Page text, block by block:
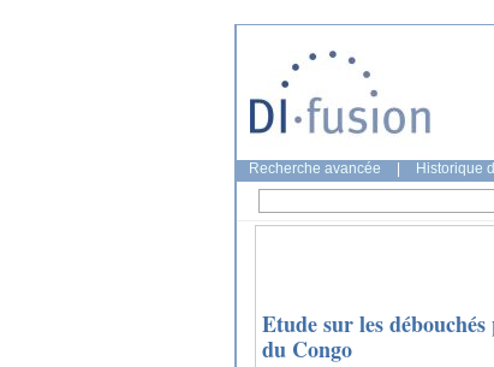
Recherche avancée Historique
Etude sur les
du Congo